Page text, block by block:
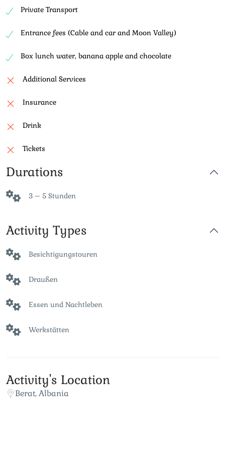
Private Transport
Entrance fees (Cable and car and Moon Valley)
Box lunch water, banana apple and chocolate
Additional Services
Insurance
Drink
Tickets
Durations
3 – 5 Stunden
Activity Types
Besichtigungstouren
Draußen
Essen und Nachtleben
Werkstätten
Activity's Location
Berat, Albania